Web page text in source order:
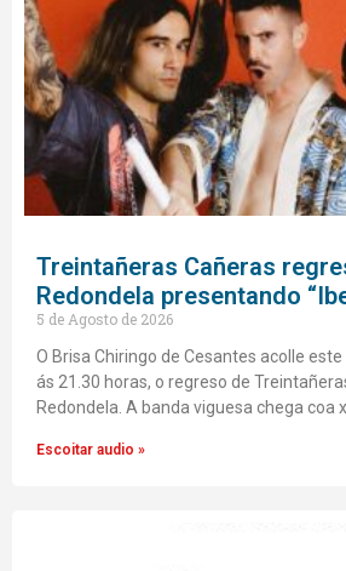
Treintañeras Cañeras
Redondela presentando
5 de Agosto de 2026
O Brisa Chiringo de Cesantes acolle
ás 21.30 horas, o regreso de
Redondela. A banda viguesa chega coa
Escoitar audio »